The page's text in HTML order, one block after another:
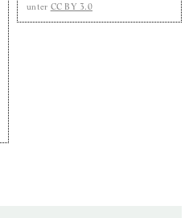
unter CC BY 3.0